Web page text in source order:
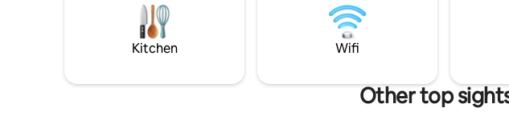
Parcheggio riservato incluso. Animali
ammessi, goditi interni curati e comfort
per chi cerca praticità, comfort e
posizione strategica.
Kitchen Wifi
Other top